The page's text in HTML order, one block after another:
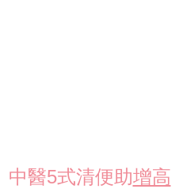
中醫5式清便助增高